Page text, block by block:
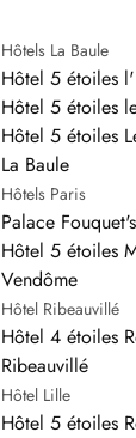
Hôtels La Baule
Hôtel 5 étoiles
Hôtel 5 étoiles
Hôtel 5 étoiles
La Baule
Hôtels Paris
Palace
Hôtel 5 étoiles
Vendôme
Hôtel Ribeauvillé
Hôtel 4 étoiles
Ribeauvillé
Hôtel Lille
Hôtel 5 étoiles